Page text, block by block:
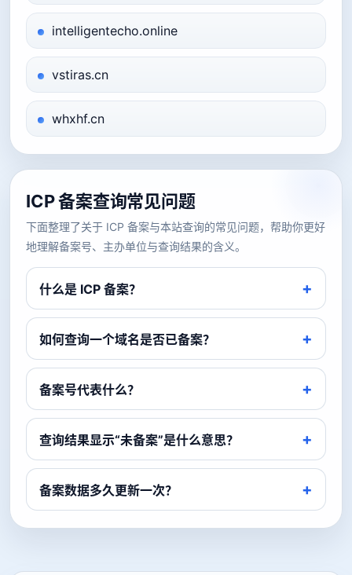
intelligentecho.online
vstiras.cn
whxhf.cn
ICP 备案查询常见问题
下面整理了关于 ICP 备案与本站查询的常见问题，帮助你更好
地理解备案号、主办单位与查询结果的含义。
什么是 ICP 备案？
如何查询一个域名是否已备案？
备案号代表什么？
查询结果显示“未备案”是什么意思？
备案数据多久更新一次？